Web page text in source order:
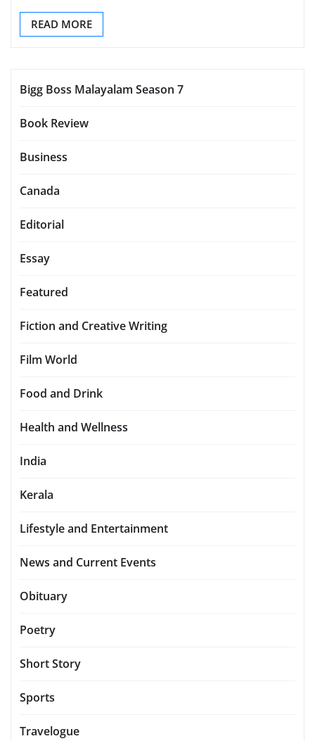
READ MORE
Bigg Boss Malayalam Season 7
Book Review
Business
Canada
Editorial
Essay
Featured
Fiction and Creative Writing
Film World
Food and Drink
Health and Wellness
India
Kerala
Lifestyle and Entertainment
News and Current Events
Obituary
Poetry
Short Story
Sports
Travelogue